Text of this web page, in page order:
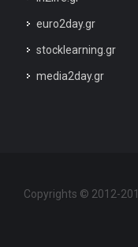
euro2day.gr
stocklearning.gr
media2day.gr
Copyrights © 2012-